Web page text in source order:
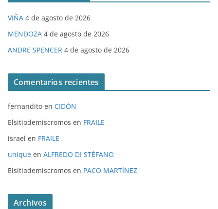
VIÑA 4 de agosto de 2026
MENDOZA 4 de agosto de 2026
ANDRE SPENCER 4 de agosto de 2026
Comentarios recientes
fernandito en CIDÓN
Elsitiodemiscromos en FRAILE
israel en FRAILE
unique en ALFREDO DI STÉFANO
Elsitiodemiscromos en PACO MARTÍNEZ
Archivos